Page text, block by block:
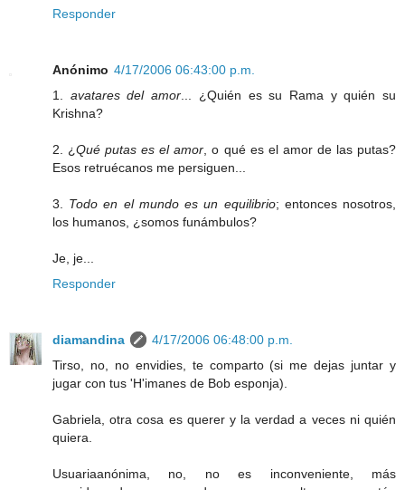
Responder
Anónimo 4/17/2006 06:43:00 p.m.
1. avatares del amor ... ¿Quién es su Rama y quién su
Krishna?
2. ¿Qué putas es el amor , o qué es el amor de las putas?
Esos retruécanos me persiguen...
3. Todo en el mundo es un equilibrio; entonces nosotros,
los humanos, ¿somos funámbulos?
Je, je...
Responder
diamandina
4/17/2006 06:48:00 p.m.
Tirso, no, no envidies, te comparto (si me dejas juntar y
jugar con tus 'H'imanes de Bob esponja).
Gabriela, otra cosa es querer y la verdad a veces ni quién
quiera.
Usuariaanónima, no, no es inconveniente, más